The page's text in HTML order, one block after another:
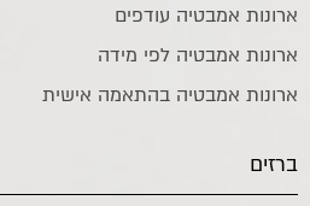
ארונות אמבטיה עודפים
ארונות אמבטיה לפי מידה
ארונות אמבטיה בהתאמה אישית
ברזים